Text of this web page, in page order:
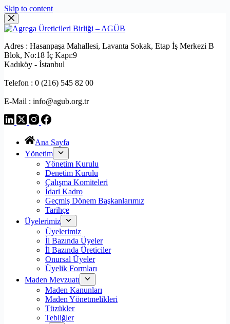
Skip to content
Adres : Hasanpaşa Mahallesi, Lavanta Sokak, Etap İş Merkezi B
Blok, No:18 İç Kapı:9
Kadıköy - İstanbul
Telefon : 0 (216) 545 82 00
E-Mail : info@agub.org.tr
Ana Sayfa
Yönetim
Yönetim Kurulu
Denetim Kurulu
Çalışma Komiteleri
İdari Kadro
Geçmiş Dönem Başkanlarımız
Tarihçe
Üyelerimiz
Üyelerimiz
İl Bazında Üyeler
İl Bazında Üreticiler
Onursal Üyeler
Üyelik Formları
Maden Mevzuatı
Maden Kanunları
Maden Yönetmelikleri
Tüzükler
Tebliğler